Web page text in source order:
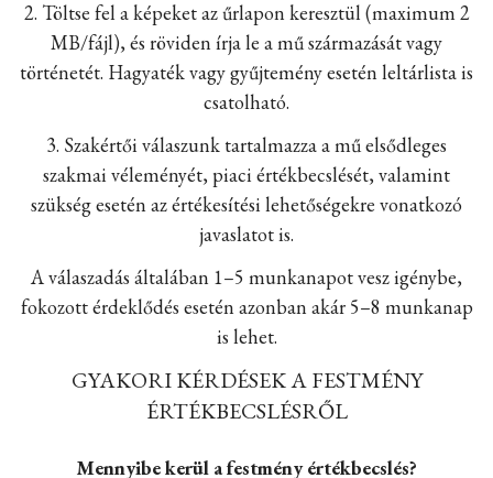
2. Töltse fel a képeket az űrlapon keresztül (maximum 2
MB/fájl), és röviden írja le a mű származását vagy
történetét. Hagyaték vagy gyűjtemény esetén leltárlista is
csatolható.
3. Szakértői válaszunk tartalmazza a mű elsődleges
szakmai véleményét, piaci értékbecslését, valamint
szükség esetén az értékesítési lehetőségekre vonatkozó
javaslatot is.
A válaszadás általában 1–5 munkanapot vesz igénybe,
fokozott érdeklődés esetén azonban akár 5–8 munkanap
is lehet.
GYAKORI KÉRDÉSEK A FESTMÉNY
ÉRTÉKBECSLÉSRŐL
Mennyibe kerül a festmény értékbecslés?